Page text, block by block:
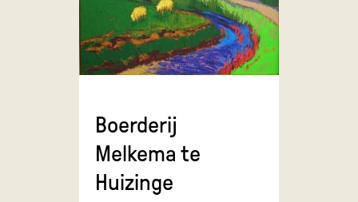
Boerderij
Melkema te
Huizinge